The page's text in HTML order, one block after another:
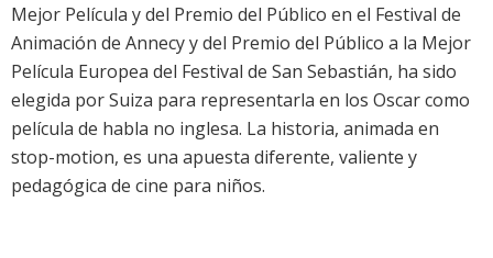
Mejor Película y del Premio del Público en el Festival de
Animación de Annecy y del Premio del Público a la Mejor
Película Europea del Festival de San Sebastián, ha sido
elegida por Suiza para representarla en los Oscar como
película de habla no inglesa. La historia, animada en
stop-motion, es una apuesta diferente, valiente y
pedagógica de cine para niños.